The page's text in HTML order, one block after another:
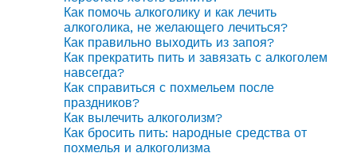
Как помочь алкоголику и как лечить
алкоголика, не желающего лечиться?
Как правильно выходить из запоя?
Как прекратить пить и завязать с алкоголем
навсегда?
Как справиться с похмельем после
праздников?
Как вылечить алкоголизм?
Как бросить пить: народные средства от
похмелья и алкоголизма